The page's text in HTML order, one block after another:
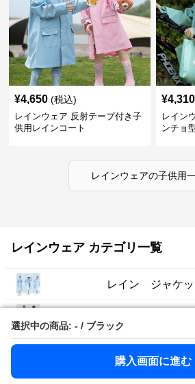
選択中の商品: - / ブラック
購入画面に進む
選択中の商品: - / ブラック
購入画面に進む
¥4,650 (税込)
レインウェア 反射テープ付き子
供用レインコート
¥4,310
レイン
ンチョ
レインウェアの子供用
レインウェア カテゴリ一覧
レイン ジャケッ
リュック レイン
子供用